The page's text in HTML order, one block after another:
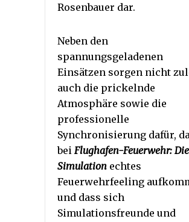
Rosenbauer dar.
Neben den
spannungsgeladenen
Einsätzen sorgen nicht
auch die prickelnde
Atmosphäre sowie die
professionelle
Synchronisierung dafür,
bei Flughafen-Feuerwehr: Die
Simulation echtes
Feuerwehrfeeling
und dass sich
Simulationsfreunde und